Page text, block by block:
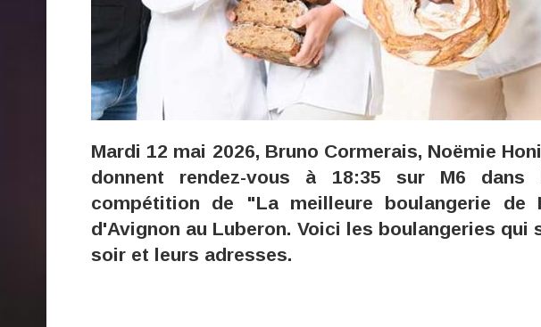
Mardi 12 mai 2026, Bruno Cormerais, Noëmie
donnent rendez-vous à 18:35 sur M6 dans
compétition de "La meilleure boulangerie de
d'Avignon au Luberon. Voici les boulangeries qui
soir et leurs adresses.